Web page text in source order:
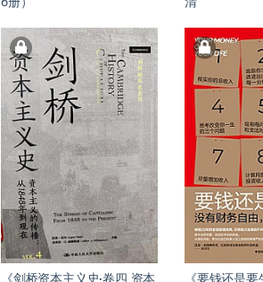
6册）
清
《剑桥资本主义史·卷四 资本
《要钱还是要